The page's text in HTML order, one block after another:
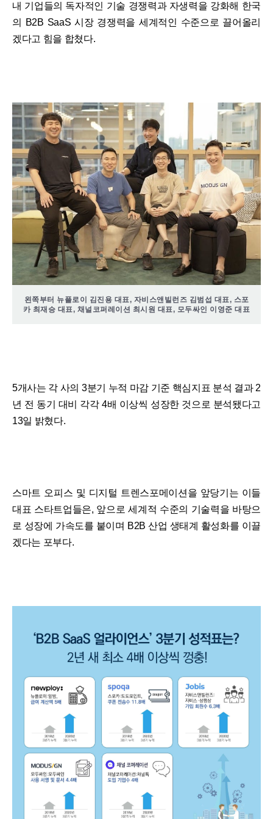
내 기업들의 독자적인 기술 경쟁력과 자생력을 강화해 한국
의 B2B SaaS 시장 경쟁력을 세계적인 수준으로 끌어올리
겠다고 힘을 합쳤다.
왼쪽부터 뉴플로이 김진용 대표, 자비스앤빌런즈 김범섭 대표, 스포
카 최재승 대표, 채널코퍼레이션 최시원 대표, 모두싸인 이영준 대표
5개사는 각 사의 3분기 누적 마감 기준 핵심지표 분석 결과 2
년 전 동기 대비 각각 4배 이상씩 성장한 것으로 분석됐다고
13일 밝혔다.
스마트 오피스 및 디지털 트렌스포메이션을 앞당기는 이들
대표 스타트업들은, 앞으로 세계적 수준의 기술력을 바탕으
로 성장에 가속도를 붙이며 B2B 산업 생태계 활성화를 이끌
겠다는 포부다.